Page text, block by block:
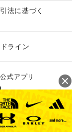
法に基づく
ライン
式アプリ